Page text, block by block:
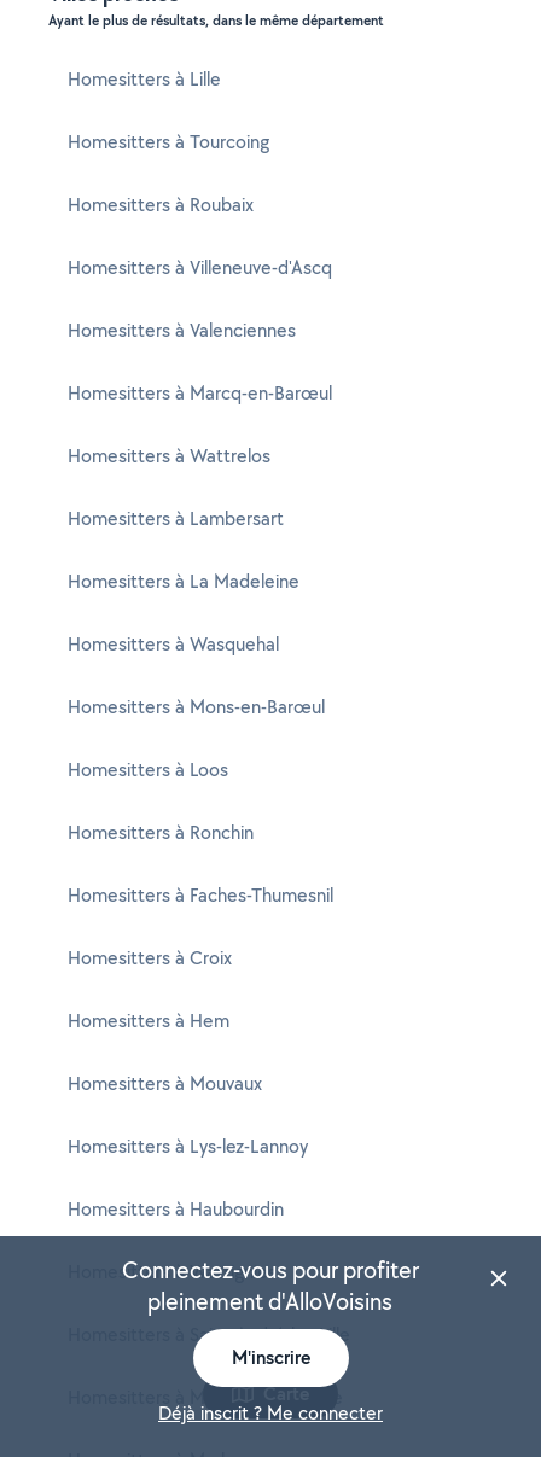
Ayant le plus de résultats, dans le même département
Homesitters à Lille
Homesitters à Tourcoing
Homesitters à Roubaix
Homesitters à Villeneuve-d'Ascq
Homesitters à Valenciennes
Homesitters à Marcq-en-Barœul
Homesitters à Wattrelos
Homesitters à Lambersart
Homesitters à La Madeleine
Homesitters à Wasquehal
Homesitters à Mons-en-Barœul
Homesitters à Loos
Homesitters à Ronchin
Homesitters à Faches-Thumesnil
Homesitters à Croix
Homesitters à Hem
Homesitters à Mouvaux
Homesitters à Lys-lez-Lannoy
Homesitters à Haubourdin
Homesitters à Wattignies
Homesitters à Saint-André-lez-Lille
Carte
Connectez-vous pour profiter
pleinement d'AlloVoisins
M'inscrire
Déjà inscrit ? Me connecter